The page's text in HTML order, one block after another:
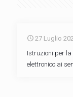
27 Luglio
Istruzioni per
elettronico ai